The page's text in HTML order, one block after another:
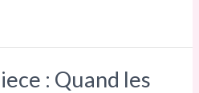
: Quand les